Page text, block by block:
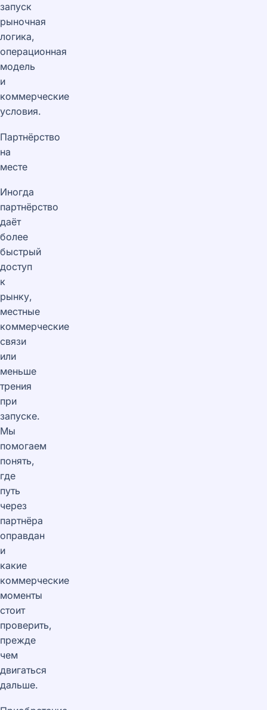
запуск
рыночная
логика,
операционная
модель
и
коммерческие
условия.
Партнёрство
на
месте
Иногда
партнёрство
даёт
более
быстрый
доступ
к
рынку,
местные
коммерческие
связи
или
меньше
трения
при
запуске.
Мы
помогаем
понять,
где
путь
через
партнёра
оправдан
и
какие
коммерческие
моменты
стоит
проверить,
прежде
чем
двигаться
дальше.